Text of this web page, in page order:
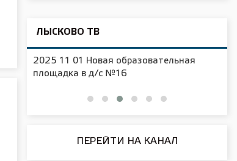
ЛЫСКОВО ТВ
2025 11 01 Новая образовательная
площадка в д/с №16
ПЕРЕЙТИ НА КАНАЛ